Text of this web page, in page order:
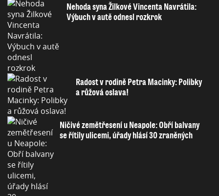
Nehoda syna Žilkové Vincenta Navrátila:
Výbuch v autě odnesl rozkrok
Radost v rodině Petra Macinky: Polibky
a růžová oslava!
Ničivé zemětřesení u Neapole: Obří balvany
se řítily ulicemi, úřady hlásí 30 zraněných